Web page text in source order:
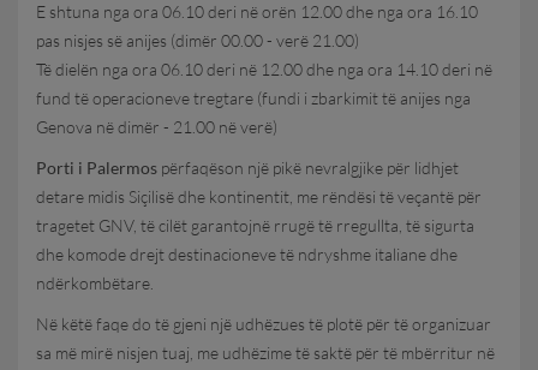
E shtuna nga ora 06.10 deri në orën 12.00 dhe nga ora 16.10
pas nisjes së anijes (dimër 00.00 - verë 21.00)
Të dielën nga ora 06.10 deri në 12.00 dhe nga ora 14.10 deri në
fund të operacioneve tregtare (fundi i zbarkimit të anijes nga
Genova në dimër - 21.00 në verë)
Porti i Palermos përfaqëson një pikë nevralgjike për lidhjet
detare midis Siçilisë dhe kontinentit, me rëndësi të veçantë për
tragetet GNV, të cilët garantojnë rrugë të rregullta, të sigurta
dhe komode drejt destinacioneve të ndryshme italiane dhe
ndërkombëtare.
Në këtë faqe do të gjeni një udhëzues të plotë për të organizuar
sa më mirë nisjen tuaj, me udhëzime të saktë për të mbërritur në